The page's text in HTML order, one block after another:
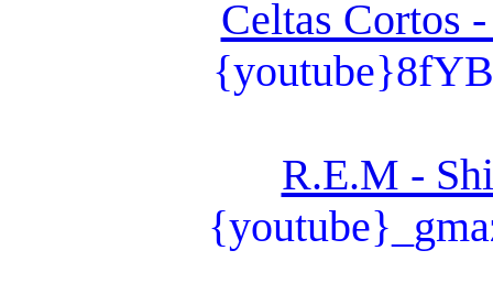
Celtas Cortos
R.E.M -